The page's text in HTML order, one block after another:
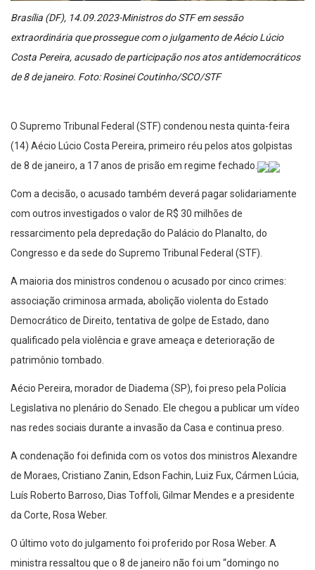
Brasília (DF), 14.09.2023-Ministros do STF em sessão
extraordinária que prossegue com o julgamento de Aécio Lúcio
Costa Pereira, acusado de participação nos atos antidemocráticos
de 8 de janeiro. Foto: Rosinei Coutinho/SCO/STF
O Supremo Tribunal Federal (STF) condenou nesta quinta-feira
(14) Aécio Lúcio Costa Pereira, primeiro réu pelos atos golpistas
de 8 de janeiro, a 17 anos de prisão em regime fechado.
Com a decisão, o acusado também deverá pagar solidariamente
com outros investigados o valor de R$ 30 milhões de
ressarcimento pela depredação do Palácio do Planalto, do
Congresso e da sede do Supremo Tribunal Federal (STF).
A maioria dos ministros condenou o acusado por cinco crimes:
associação criminosa armada, abolição violenta do Estado
Democrático de Direito, tentativa de golpe de Estado, dano
qualificado pela violência e grave ameaça e deterioração de
patrimônio tombado.
Aécio Pereira, morador de Diadema (SP), foi preso pela Polícia
Legislativa no plenário do Senado. Ele chegou a publicar um vídeo
nas redes sociais durante a invasão da Casa e continua preso.
A condenação foi definida com os votos dos ministros Alexandre
de Moraes, Cristiano Zanin, Edson Fachin, Luiz Fux, Cármen Lúcia,
Luís Roberto Barroso, Dias Toffoli, Gilmar Mendes e a presidente
da Corte, Rosa Weber.
O último voto do julgamento foi proferido por Rosa Weber. A
ministra ressaltou que o 8 de janeiro não foi um “domingo no